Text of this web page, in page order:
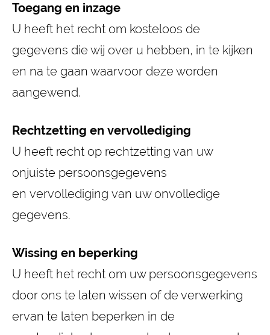
Toegang en inzage
U heeft het recht om kosteloos de
gegevens die wij over u hebben, in te kijken
en na te gaan waarvoor deze worden
aangewend.
Rechtzetting en vervollediging
U heeft recht op rechtzetting van uw
onjuiste persoonsgegevens
en vervollediging van uw onvolledige
gegevens.
Wissing en beperking
U heeft het recht om uw persoonsgegevens
door ons te laten wissen of de verwerking
ervan te laten beperken in de